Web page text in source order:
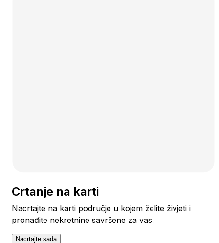
Crtanje na karti
Nacrtajte na karti područje u kojem želite živjeti i
pronađite nekretnine savršene za vas.
Nacrtajte sada